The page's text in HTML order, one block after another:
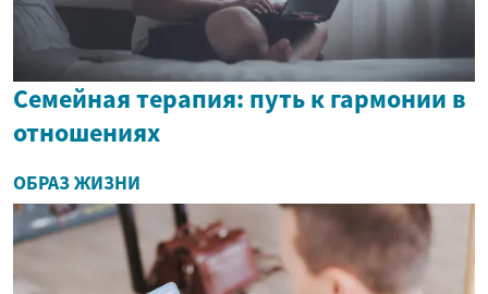
Семейная терапия: путь к гармонии в
отношениях
ОБРАЗ ЖИЗНИ